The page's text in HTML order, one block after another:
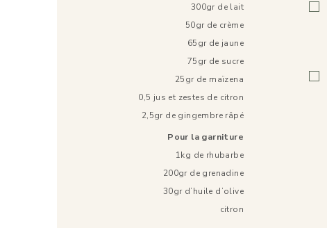
300gr de lait
50gr de crème
65gr de jaune
75gr de sucre
25gr de maïzena
0,5 jus et zestes de citron
2,5gr de gingembre râpé
Pour la garniture
1kg de rhubarbe
200gr de grenadine
30gr d’huile d’olive
citron